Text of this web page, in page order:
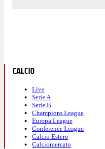
CALCIO
Live
Serie A
Serie B
Champions League
Europa League
Conference League
Calcio Estero
Calciomercato